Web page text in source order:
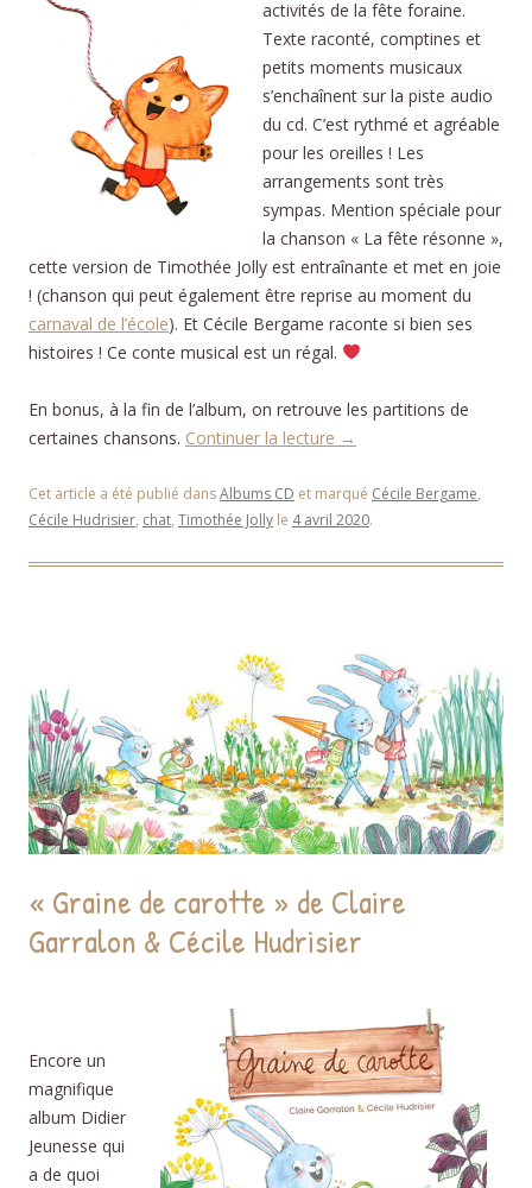
activités de la fête foraine.
Texte raconté, comptines et
petits moments musicaux
s’enchaînent sur la piste audio
du cd. C’est rythmé et agréable
pour les oreilles ! Les
arrangements sont très
sympas. Mention spéciale pour
la chanson « La fête résonne »,
cette version de Timothée Jolly est entraînante et met en joie
! (chanson qui peut également être reprise au moment du
carnaval de l’école). Et Cécile Bergame raconte si bien ses
histoires ! Ce conte musical est un régal.
En bonus, à la fin de l’album, on retrouve les partitions de
certaines chansons. Continuer la lecture →
Cet article a été publié dansAlbums CD et marqué Cécile Bergame,
Cécile Hudrisier, chat, Timothée Jolly le 4 avril 2020.
« Graine de carotte » de Claire
Garralon & Cécile Hudrisier
Encore un
magnifique
album Didier
Jeunesse qui
a de quoi